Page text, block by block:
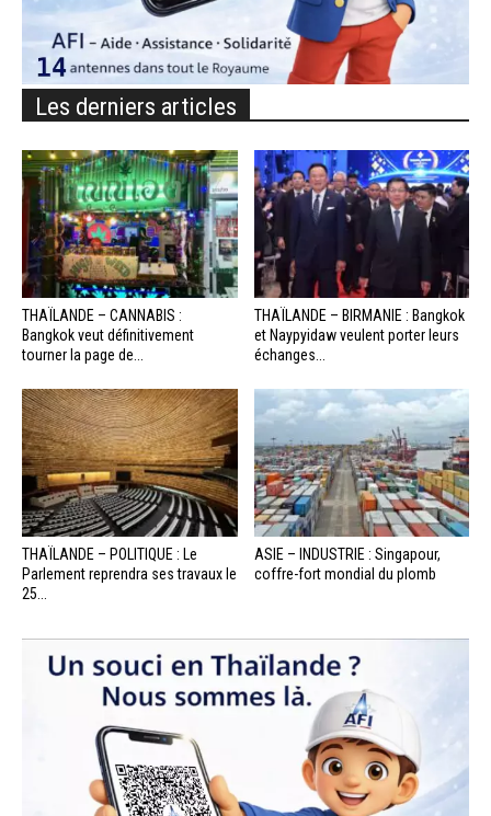
Les derniers articles
THAÏLANDE – CANNABIS :
Bangkok veut définitivement
tourner la page de...
THAÏLANDE – BIRMANIE : Bangkok
et Naypyidaw veulent porter leurs
échanges...
THAÏLANDE – POLITIQUE : Le
Parlement reprendra ses travaux le
25...
ASIE – INDUSTRIE : Singapour,
coffre-fort mondial du plomb